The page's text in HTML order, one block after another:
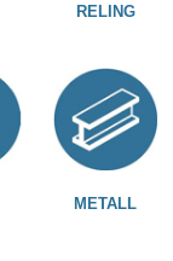
RELING
METALL